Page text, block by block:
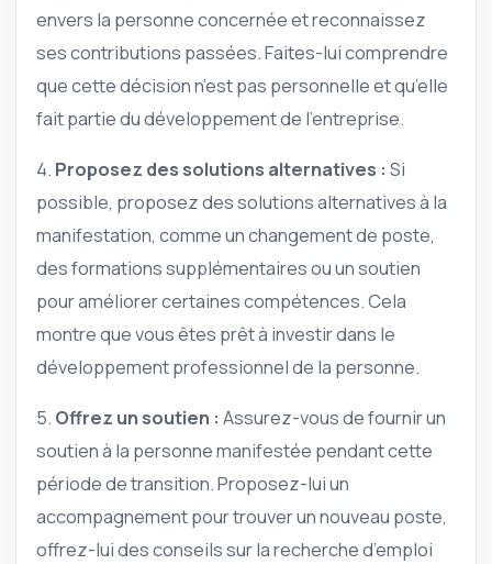
envers la personne concernée et reconnaissez
ses contributions passées. Faites-lui comprendre
que cette décision n’est pas personnelle et qu’elle
fait partie du développement de l’entreprise.
4. Proposez des solutions alternatives : Si
possible, proposez des solutions alternatives à la
manifestation, comme un changement de poste,
des formations supplémentaires ou un soutien
pour améliorer certaines compétences. Cela
montre que vous êtes prêt à investir dans le
développement professionnel de la personne.
5. Offrez un soutien : Assurez-vous de fournir un
soutien à la personne manifestée pendant cette
période de transition. Proposez-lui un
accompagnement pour trouver un nouveau poste,
offrez-lui des conseils sur la recherche d’emploi